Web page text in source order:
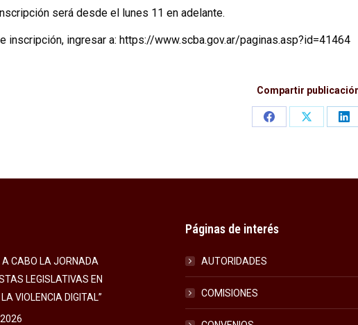
será desde el lunes 11 en adelante.
inscripción, ingresar a: https://www.scba.gov.ar/paginas.asp?id=41464
Compartir
Share
Share
A CABO LA JORNADA
LEGISLATIVAS EN
VIOLENCIA DIGITAL”
Páginas de interés
AUTORIDADES
COMISIONES